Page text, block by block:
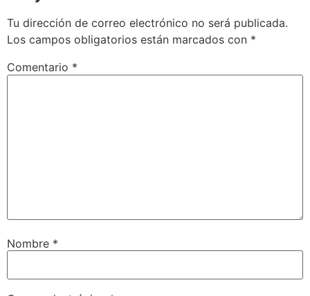
Tu dirección de correo electrónico no será publicada.
Los campos obligatorios están marcados con *
Comentario *
Nombre *